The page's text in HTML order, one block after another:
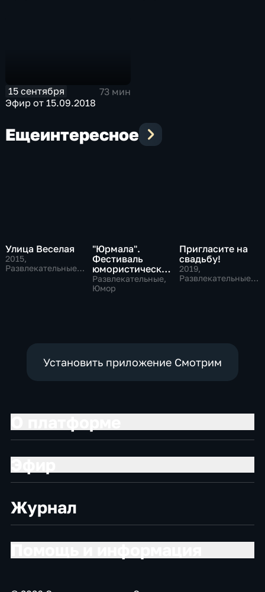
15 сентября
73 мин
Эфир от 15.09.2018
Ещеинтересное
Улица Веселая
2015,
Развлекательные,
"Юрмала".
Фестиваль
юмористических
программ
Развлекательные,
Юмор
Пригласите на
свадьбу!
2019,
Развлекательные,
Установить приложение Смотрим
Журнал